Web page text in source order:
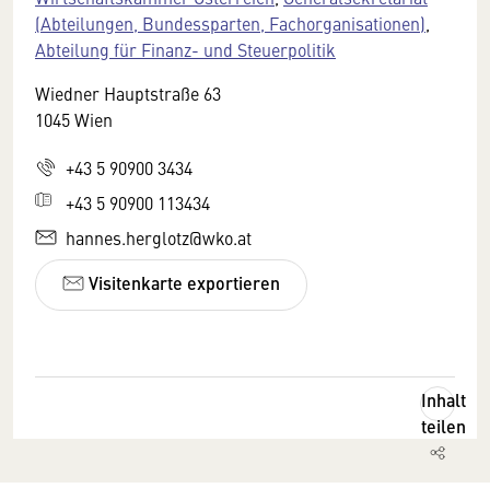
(Abteilungen, Bundessparten, Fachorganisationen)
Abteilung für Finanz- und Steuerpolitik
Wiedner Hauptstraße 63
1045 Wien
+43 5 90900 3434
+43 5 90900 113434
hannes.herglotz@wko.at
Visitenkarte exportieren
Inhalt
teilen